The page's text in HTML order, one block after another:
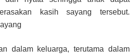
kasih sayang tersebut.
dalam keluarga, terutama dalam